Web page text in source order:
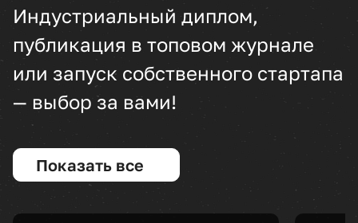
Индустриальный диплом,
публикация в топовом журнале
или запуск собственного стартапа
— выбор за вами!
Показать все